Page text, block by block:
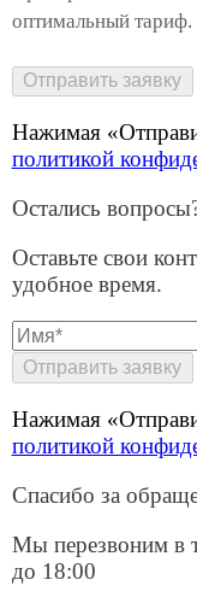
Спасибо за обращение!
Мы перезвоним в
до 18:00
Услуги
Решения для
Операторам
Оборудование
О компании
Контакты
Блог
Личный кабинет
8 (499) 755-53-11
Заказать звонок
Главная
О cookies